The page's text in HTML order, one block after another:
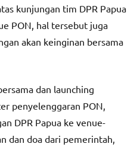
kunjungan tim DPR Papua
PON, hal tersebut juga
akan keinginan bersama
dan launching
penyelenggaran PON,
DPR Papua ke venue-
dan doa dari pemerintah,